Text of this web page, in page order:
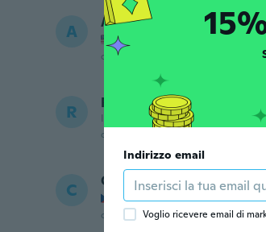
A Angelita
Iscrizione dal 2015 22
circa 5 anni fa
R Rachel
Iscrizione dal 2017 · 11 recensioni ·
circa 5 anni fa
C Ctibor
Iscrizione dal 2017
circa 5 anni fa
Indirizzo email
Voglio ricevere email di